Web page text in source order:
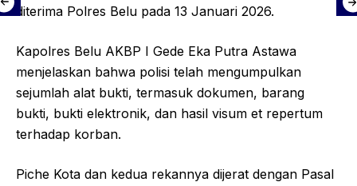
diterima Polres Belu pada 13 Januari 2026.
Kapolres Belu AKBP I Gede Eka Putra Astawa
menjelaskan bahwa polisi telah mengumpulkan
sejumlah alat bukti, termasuk dokumen, barang
bukti, bukti elektronik, dan hasil visum et repertum
terhadap korban.
Piche Kota dan kedua rekannya dijerat dengan Pasal